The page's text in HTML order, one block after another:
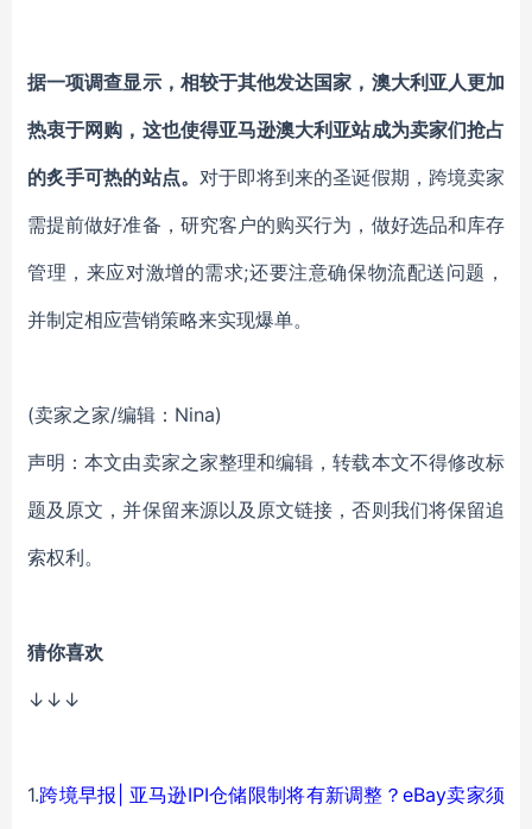
据一项调查显示，相较于其他发达国家，澳大利亚人更加
热衷于网购，这也使得亚马逊澳大利亚站成为卖家们抢占
的炙手可热的站点。 对于即将到来的圣诞假期，跨境卖家
需提前做好准备，研究客户的购买行为，做好选品和库存
管理，来应对激增的需求;还要注意确保物流配送问题，
并制定相应营销策略来实现爆单。
(卖家之家/编辑：Nina)
声明：本文由卖家之家整理和编辑，转载本文不得修改标
题及原文，并保留来源以及原文链接，否则我们将保留追
索权利。
猜你喜欢
↓↓↓
1.跨境早报| 亚马逊IPI仓储限制将有新调整？eBay卖家须